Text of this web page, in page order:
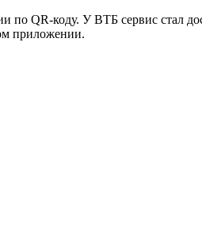
QR-коду. У ВТБ сервис стал
приложении.